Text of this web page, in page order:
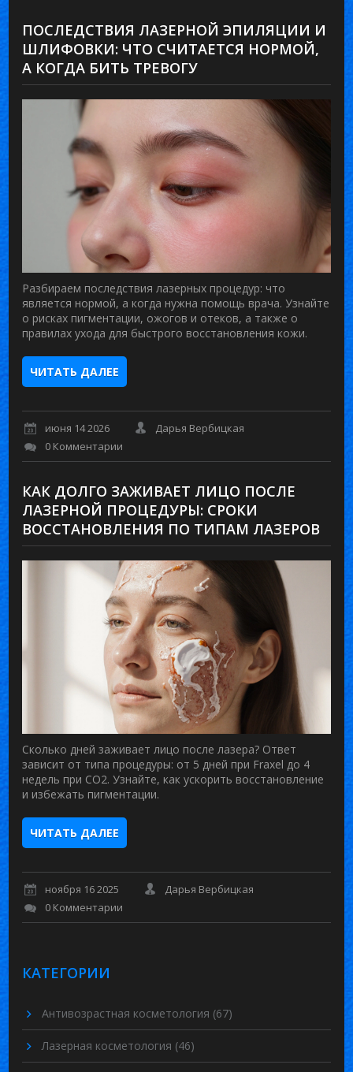
ПОСЛЕДСТВИЯ ЛАЗЕРНОЙ ЭПИЛЯЦИИ И
ШЛИФОВКИ: ЧТО СЧИТАЕТСЯ НОРМОЙ,
А КОГДА БИТЬ ТРЕВОГУ
Разбираем последствия лазерных процедур: что
является нормой, а когда нужна помощь врача. Узнайте
о рисках пигментации, ожогов и отеков, а также о
правилах ухода для быстрого восстановления кожи.
ЧИТАТЬ ДАЛЕЕ
июня 14 2026
Дарья Вербицкая
0 Комментарии
КАК ДОЛГО ЗАЖИВАЕТ ЛИЦО ПОСЛЕ
ЛАЗЕРНОЙ ПРОЦЕДУРЫ: СРОКИ
ВОССТАНОВЛЕНИЯ ПО ТИПАМ ЛАЗЕРОВ
Сколько дней заживает лицо после лазера? Ответ
зависит от типа процедуры: от 5 дней при Fraxel до 4
недель при CO2. Узнайте, как ускорить восстановление
и избежать пигментации.
ЧИТАТЬ ДАЛЕЕ
ноября 16 2025
Дарья Вербицкая
0 Комментарии
КАТЕГОРИИ
Антивозрастная косметология (67)
Лазерная косметология (46)